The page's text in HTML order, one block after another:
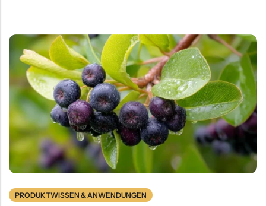
PRODUKTWISSEN & ANWENDUNGEN